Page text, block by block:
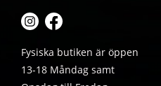
Fysiska butiken är öppen
13-18 Måndag samt